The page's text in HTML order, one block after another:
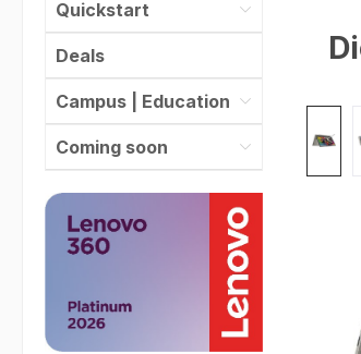
Quickstart
Deals
Campus | Education
Coming soon